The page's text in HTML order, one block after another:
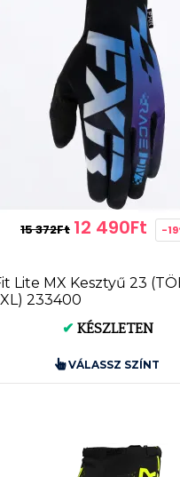
15 372Ft 12 490Ft -
Lite MX Kesztyű 23
233400
✔ KÉSZLETEN
VÁLASSZ SZÍNT